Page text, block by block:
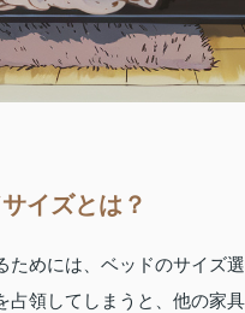
イズとは？
めには、ベッドのサイズ
領してしまうと、他の家